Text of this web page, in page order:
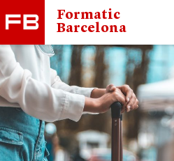
Formatic
Barcelona